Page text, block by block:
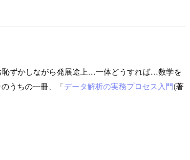
恥ずかしながら発展途上…一体どうすれば…数学を
うちの一冊、「データ解析の実務プロセス入門(著